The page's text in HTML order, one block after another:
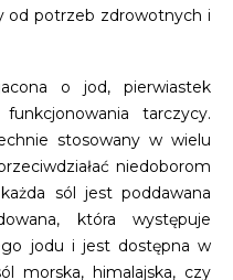
od potrzeb zdrowotnych i
o jod, pierwiastek
tarczycy.
stosowany w wielu
niedoborom
sól jest poddawana
która występuje
jodu i jest dostępna w
morska, himalajska, czy